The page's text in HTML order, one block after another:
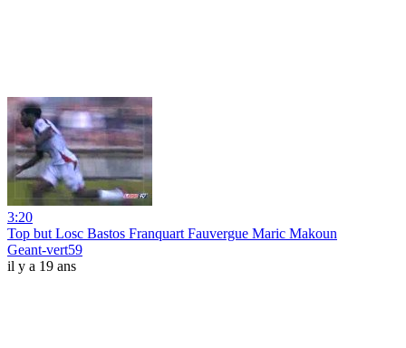
3:20
Top but Losc Bastos Franquart Fauvergue Maric Makoun
Geant-vert59
il y a 19 ans